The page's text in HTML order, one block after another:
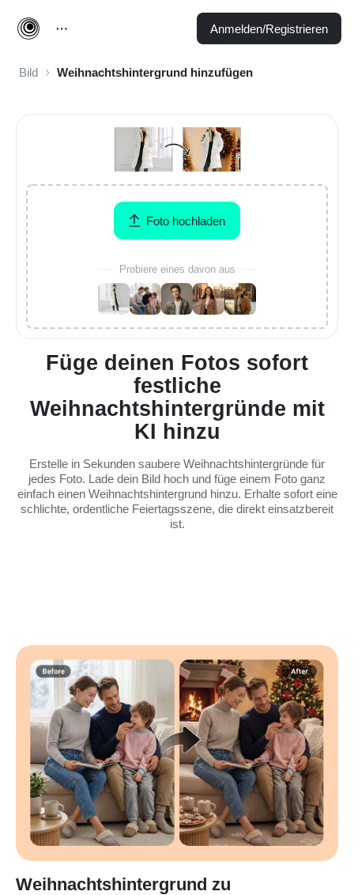
Anmelden/Registrieren
Bild Weihnachtshintergrund hinzufügen
Füge deinen Fotos sofort
festliche
Weihnachtshintergründe mit
KI hinzu
Erstelle in Sekunden saubere Weihnachtshintergründe für
jedes Foto. Lade dein Bild hoch und füge einem Foto ganz
einfach einen Weihnachtshintergrund hinzu. Erhalte sofort eine
schlichte, ordentliche Feiertagsszene, die direkt einsatzbereit
ist.
Foto hochladen
Probiere eines davon aus
Weihnachts­hintergrund zu